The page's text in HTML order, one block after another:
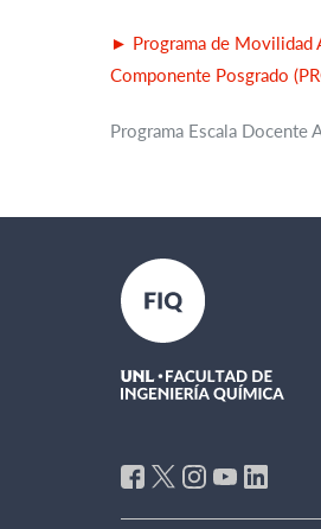
► Programa de Movilidad
Componente Posgrado
Programa Escala Docente